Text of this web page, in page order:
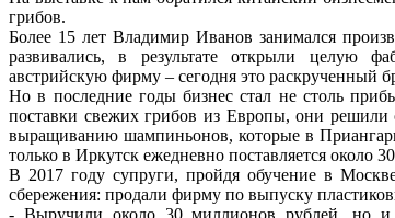
грибов.
Более 15 лет Владимир Иванов занимался
развивались, в результате открыли целую
австрийскую фирму – сегодня это раскрученный
Но в последние годы бизнес стал не столь
поставки свежих грибов из Европы, они
выращиванию шампиньонов, которые в
только в Иркутск ежедневно поставляется около
В 2017 году супруги, пройдя обучение в
сбережения: продали фирму по выпуску
- Выручили около 30 миллионов рублей, но и